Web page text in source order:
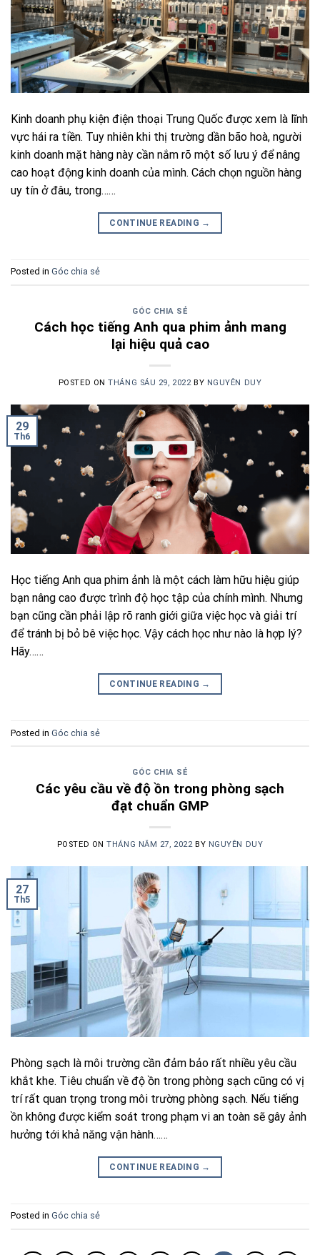
Kinh doanh phụ kiện điện thoại Trung Quốc được xem là lĩnh
vực hái ra tiền. Tuy nhiên khi thị trường dần bão hoà, người
kinh doanh mặt hàng này cần nắm rõ một số lưu ý để nâng
cao hoạt động kinh doanh của mình. Cách chọn nguồn hàng
uy tín ở đâu, trong……
CONTINUE READING →
Posted in Góc chia sẻ
GÓC CHIA SẺ
Cách học tiếng Anh qua phim ảnh mang
lại hiệu quả cao
POSTED ONTHÁNG SÁU 29, 2022 BY NGUYÊN DUY
29
Th6
Học tiếng Anh qua phim ảnh là một cách làm hữu hiệu giúp
bạn nâng cao được trình độ học tập của chính mình. Nhưng
bạn cũng cần phải lập rõ ranh giới giữa việc học và giải trí
để tránh bị bỏ bê việc học. Vậy cách học như nào là hợp lý?
Hãy……
CONTINUE READING →
Posted in Góc chia sẻ
GÓC CHIA SẺ
Các yêu cầu về độ ồn trong phòng sạch
đạt chuẩn GMP
POSTED ONTHÁNG NĂM 27, 2022 BY NGUYÊN DUY
27
Th5
Phòng sạch là môi trường cần đảm bảo rất nhiều yêu cầu
khắt khe. Tiêu chuẩn về độ ồn trong phòng sạch cũng có vị
trí rất quan trọng trong môi trường phòng sạch. Nếu tiếng
ồn không được kiểm soát trong phạm vi an toàn sẽ gây ảnh
hưởng tới khả năng vận hành……
CONTINUE READING →
Posted in Góc chia sẻ